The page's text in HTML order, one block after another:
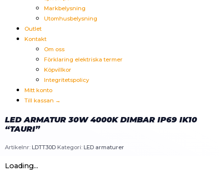
Markbelysning
Utomhusbelysning
Outlet
Kontakt
Om oss
Förklaring elektriska termer
Köpvillkor
Integritetspolicy
Mitt konto
Till kassan →
LED ARMATUR 30W 4000K DIMBAR IP69 IK10
“TAURI”
Artikelnr: LDTT30D Kategori: LED armaturer
Loading...